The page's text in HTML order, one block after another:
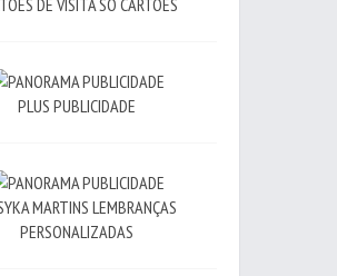
DE VISITA SÓ CARTÕES
PLUS PUBLICIDADE
MARTINS LEMBRANÇAS
PERSONALIZADAS